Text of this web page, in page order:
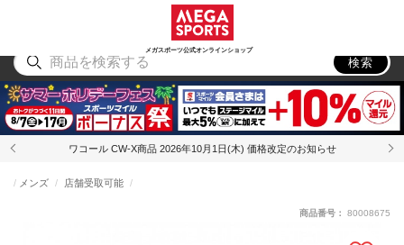
メガスポーツ公式オンラインショップ
アウトドア
検索
ワコール CW-X商品 2026年10月1日(木) 価格改定のお知らせ
メンズ 店舗受取可能
商品番号： 80008675